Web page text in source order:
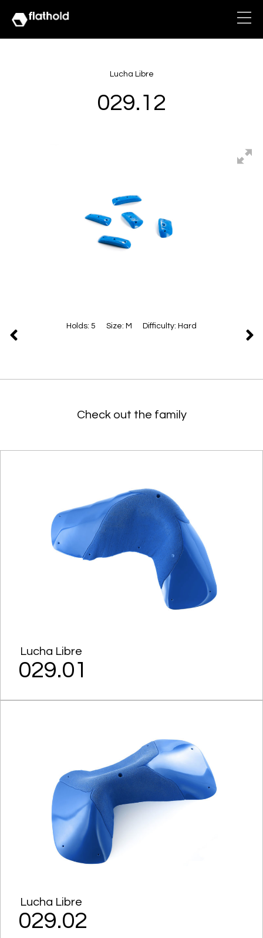
Lucha Libre
029.12
Holds: 5 Size: M Difficulty: Hard
Check out the family
Lucha Libre
029.01
Lucha Libre
029.02